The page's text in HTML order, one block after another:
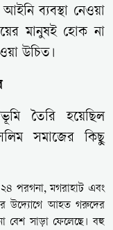
ব্যবস্থা নেওয়া
মানুষই হোক না
উচিত।
তৈরি হয়েছিল
সমাজের কিছু
২৪ পরগনা, মগরাহাট এবং
উদ্যোগে আহত গরুদের
বেশ সাড়া ফেলেছে। বহু